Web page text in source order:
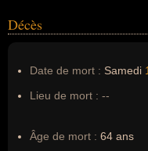
Décès
Date de mort : Samedi 1
Lieu de mort : --
Âge de mort : 64 ans